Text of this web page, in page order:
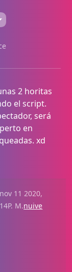
2 horitas
el script.
será
en
xd
11 2020,
M.nuive